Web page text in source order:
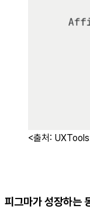
<출처:
피그마가 성장하는